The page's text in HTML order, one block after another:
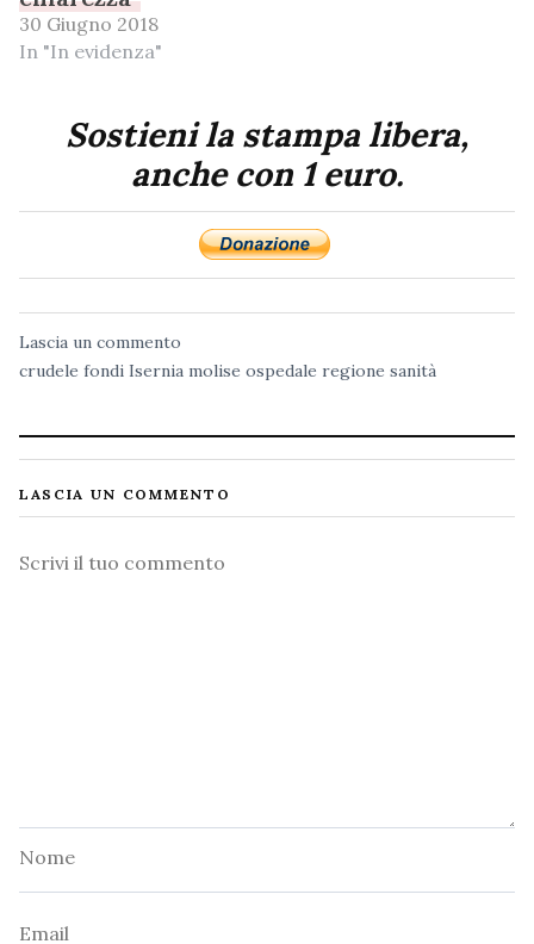
30 Giugno 2018
In "In evidenza"
Sostieni la stampa libera,
anche con 1 euro.
Lascia un commento
crudele fondi Isernia molise ospedale regione sanità
LASCIA UN COMMENTO
Commento